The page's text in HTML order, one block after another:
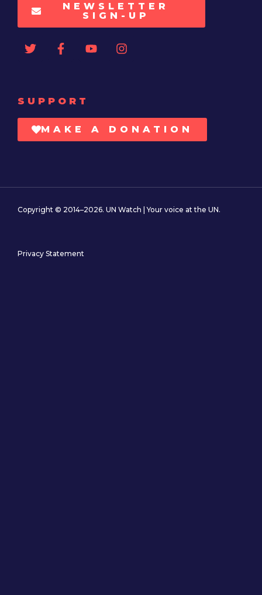
NEWSLETTER
SIGN-UP
SUPPORT
MAKE A DONATION
Copyright © 2014–2026. UN Watch | Your voice at the UN.
Privacy Statement